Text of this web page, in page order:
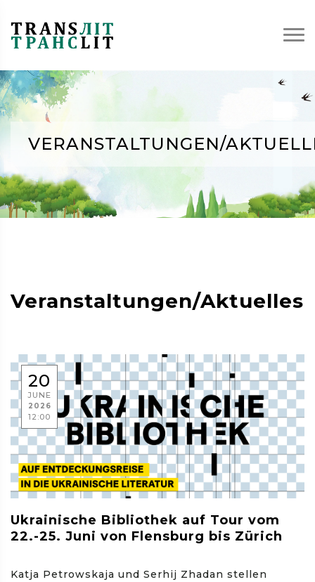
VERANSTALTUNGEN/
Veranstaltungen/Aktuelles
20
JUNE
2026
12:00
Ukrainische Bibliothek auf Tour vom
22.-25. Juni von Flensburg bis Zürich
Katja Petrowskaja und Serhij Zhadan stellen